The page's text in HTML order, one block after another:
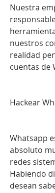
Nuestra
nuestros
realidad
cuentas de
Hackear
Whatsapp
absoluto
redes
Habiendo
desean